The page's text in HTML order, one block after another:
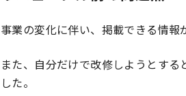
事業の変化に伴い、掲載できる情報
また、自分だけで改修しようとす
した。